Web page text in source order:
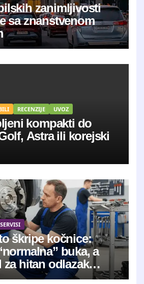
zanimljivosti
sa znanstvenom
RECENZIJE UVOZ
kompakti do
Astra ili korejski
SERVISI
škripe kočnice:
buka, a
za hitan odlazak